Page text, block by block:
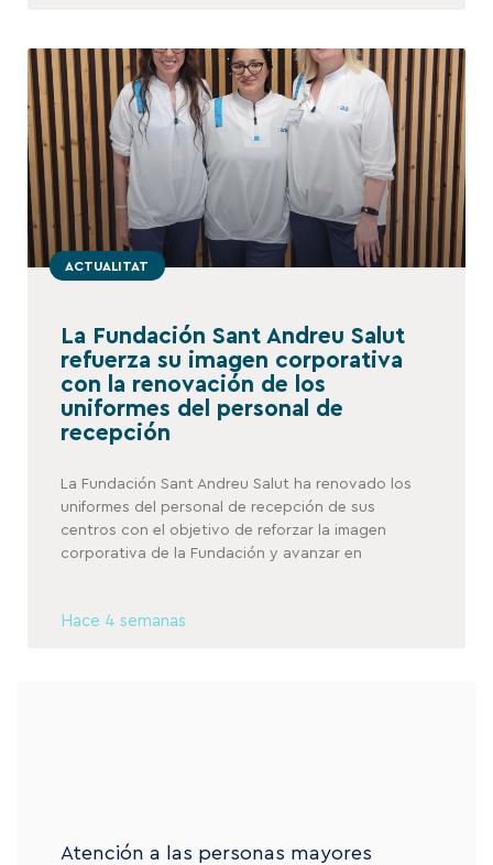
ACTUALITAT
La Fundación Sant Andreu Salut
refuerza su imagen corporativa
con la renovación de los
uniformes del personal de
recepción
La Fundación Sant Andreu Salut ha renovado los
uniformes del personal de recepción de sus
centros con el objetivo de reforzar la imagen
corporativa de la Fundación y avanzar en
Hace 4 semanas
Atención a las personas mayores